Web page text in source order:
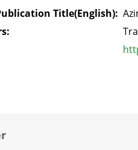
Title(English):